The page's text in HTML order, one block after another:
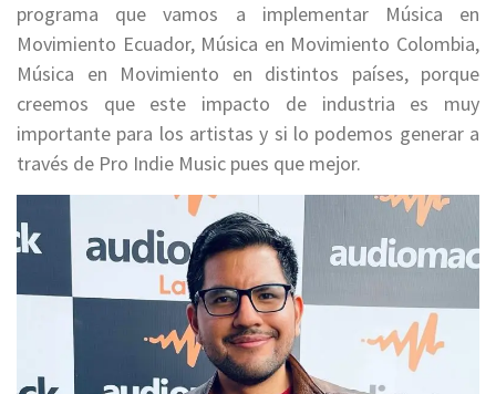
programa que vamos a implementar Música en
Movimiento Ecuador, Música en Movimiento Colombia,
Música en Movimiento en distintos países, porque
creemos que este impacto de industria es muy
importante para los artistas y si lo podemos generar a
través de Pro Indie Music pues que mejor.